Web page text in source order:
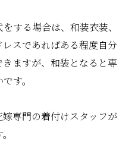
する場合は、和装衣装、
スであればある程度自分
ますが、和装となると専
す。
専門の着付けスタッフが